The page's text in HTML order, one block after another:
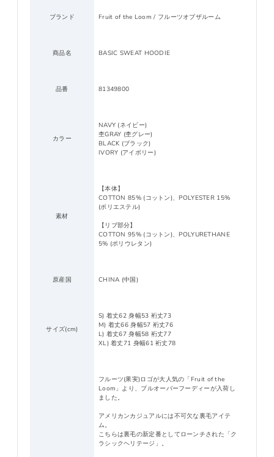
ブランド Fruit of the Loom / フルーツオブザルーム
商品名 BASIC SWEAT HOODIE
品番 81349800
カラー
NAVY (ネイビー)
杢GRAY (杢グレー)
BLACK (ブラック)
IVORY (アイボリー)
素材
【本体】
COTTON 85% (コットン)、POLYESTER 15%
(ポリエステル)
【リブ部分】
COTTON 95% (コットン)、POLYURETHANE
5% (ポリウレタン)
原産国 CHINA (中国)
サイズ(cm)
S) 着丈62 身幅53 裄丈73
M) 着丈66 身幅57 裄丈76
L) 着丈67 身幅58 裄丈77
XL) 着丈71 身幅61 裄丈78
フルーツ(果実)ロゴが大人気の「Fruit of the
Loom」より、プルオーバーフーディーが入荷し
ました。
アメリカンカジュアルには不可欠な裏毛アイテ
ム。
こちらは裏毛の新定番としてローンチされた「ク
ラシックヘリテージ」。